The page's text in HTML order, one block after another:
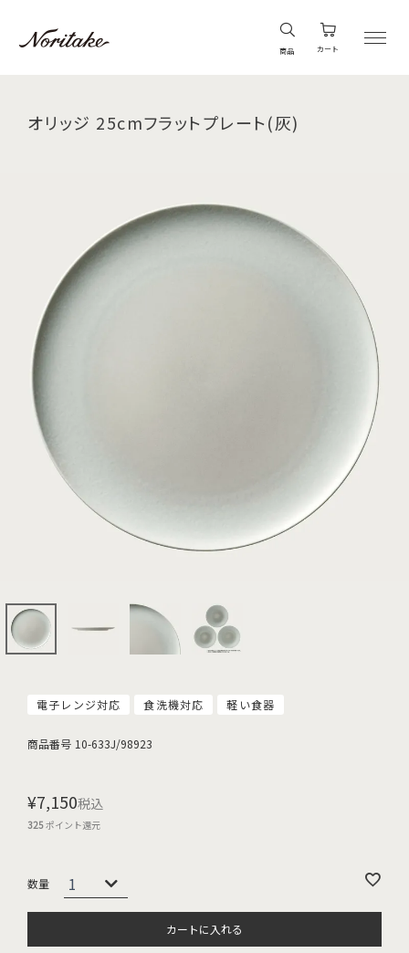
商品 カート
オリッジ 25cmフラットプレート(灰)
電子レンジ対応 食洗機対応 軽い食器
商品番号 10-633J/98923
¥7,150税込
325ポイント還元
カートに入れる